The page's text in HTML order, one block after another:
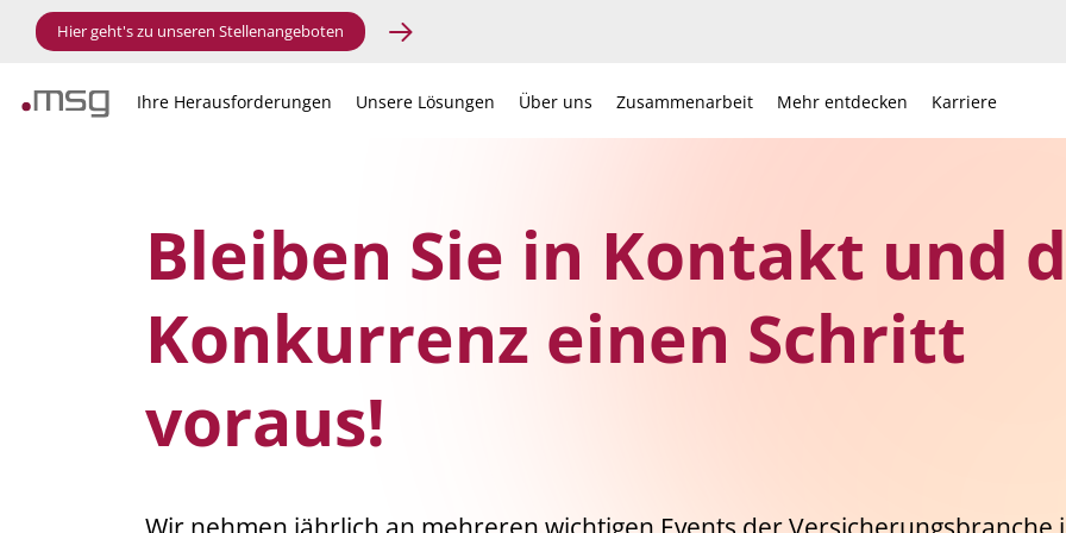
Hier geht's zu unseren Stellenangeboten
Ihre Herausforderungen Unsere Lösungen Über uns Zusammenarbeit Mehr entdecken Karriere
Bleiben Sie in Kontakt und
Konkurrenz einen Schritt
voraus!